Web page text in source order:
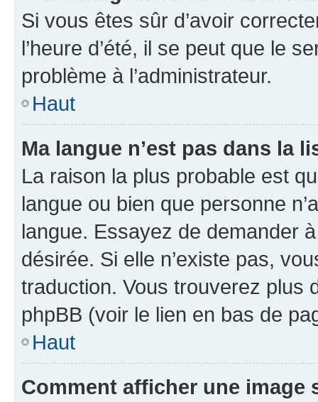
Si vous êtes sûr d’avoir
l’heure d’été, il se peut que le
problème à l’administrateur.
Haut
Ma langue n’est pas dans la
La raison la plus probable est
langue ou bien que personne
langue. Essayez de demander
désirée. Si elle n’existe pas,
traduction. Vous trouverez plus
phpBB (voir le lien en bas de
Haut
Comment afficher une image